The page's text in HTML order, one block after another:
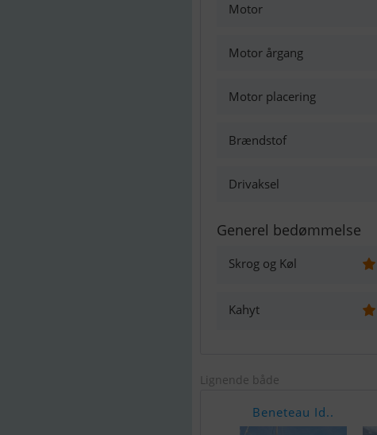
Motor
Motor årgang
Motor placering
Brændstof
Drivaksel
Generel bedømmelse
Skrog og Køl
Kahyt
Lignende både
Beneteau Id..